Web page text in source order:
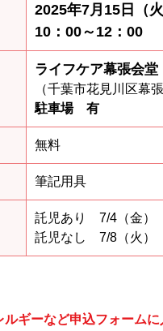
2025年7月15日（火
10：00～12：00
ライフケア幕張会堂
（千葉市花見川区幕
駐車場 有
無料
筆記用具
託児あり 7/4（金）
託児なし 7/8（火）
ギーなど申込フォームに